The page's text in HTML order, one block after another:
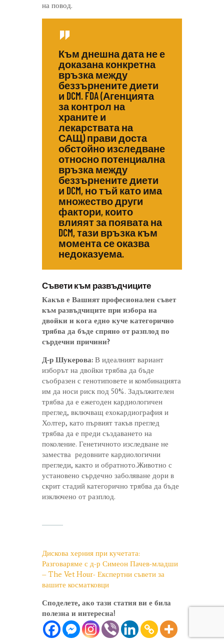
на повод.
Към днешна дата не е
доказана конкретна
връзка между
беззърнените диети
и DCM. FDA (Агенцията
за контрол на
храните и
лекарствата на
САЩ) прави доста
обстойно изследване
относно потенциална
връзка между
беззърнените диети
и DCM, но тъй като има
множество други
фактори, които
влияят за появата на
DCM, тази връзка към
момента се оказва
недоказуема.
Съвети към развъдчиците
Какъв е Вашият професионален съвет
към развъдчиците при избора на
двойки и кога едно куче категорично
трябва да бъде спряно от разплод по
сърдечни причини?
Д-р Шукерова: В идеалният вариант
изборът на двойки трябва да бъде
съобразен с генотиповете и комбинацията
им да носи риск под 50%. Задължителен
трябва да е ежегоден кардиологичен
преглед, включващ ехокардиография и
Холтер, като първият такъв преглед
трябва да е преди създаването на
поколение. Генетичното изследване не
замества редовните кардиологични
прегледи, както и обратното.Животно с
установено сърдечно заболяване дори в
скрит стадий категорично трябва да бъде
изключено от разплод.
Дискова херния при кучетата:
Разговаряме с д-р Симеон Пачев-младши
– The Vet Hour- Експертни съвети за
вашите косматковци
Споделете, ако тази статия ви е била
полезна и интересна!